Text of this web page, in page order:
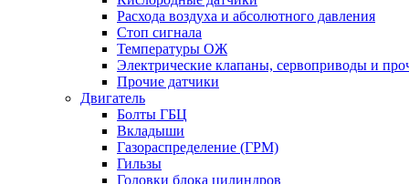
Расхода воздуха и абсолютного давления
Стоп сигнала
Температуры ОЖ
Электрические клапаны, сервоприводы и
Прочие датчики
Двигатель
Болты ГБЦ
Вкладыши
Газораспределение (ГРМ)
Гильзы
Головки блока цилиндров